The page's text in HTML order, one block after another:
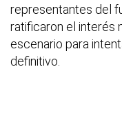
representantes del
ratificaron el interés
escenario para
definitivo.